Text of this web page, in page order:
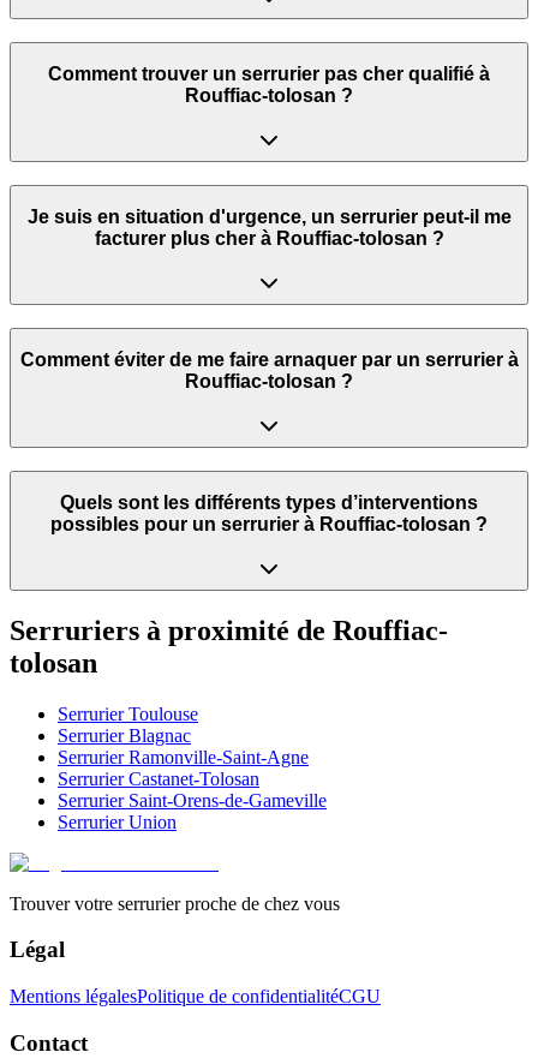
Comment trouver un serrurier pas cher qualifié à
Rouffiac-tolosan ?
Je suis en situation d'urgence, un serrurier peut‑il me
facturer plus cher à Rouffiac-tolosan ?
Comment éviter de me faire arnaquer par un serrurier à
Rouffiac-tolosan ?
Quels sont les différents types d’interventions
possibles pour un serrurier à Rouffiac-tolosan ?
Serruriers à proximité de Rouffiac-
tolosan
SerrurierToulouse
SerrurierBlagnac
SerrurierRamonville-Saint-Agne
SerrurierCastanet-Tolosan
Serrurier Saint-Orens-de-Gameville
SerrurierUnion
Trouver votre serrurier proche de chez vous
Légal
Mentions légalesPolitique de confidentialitéCGU
Contact